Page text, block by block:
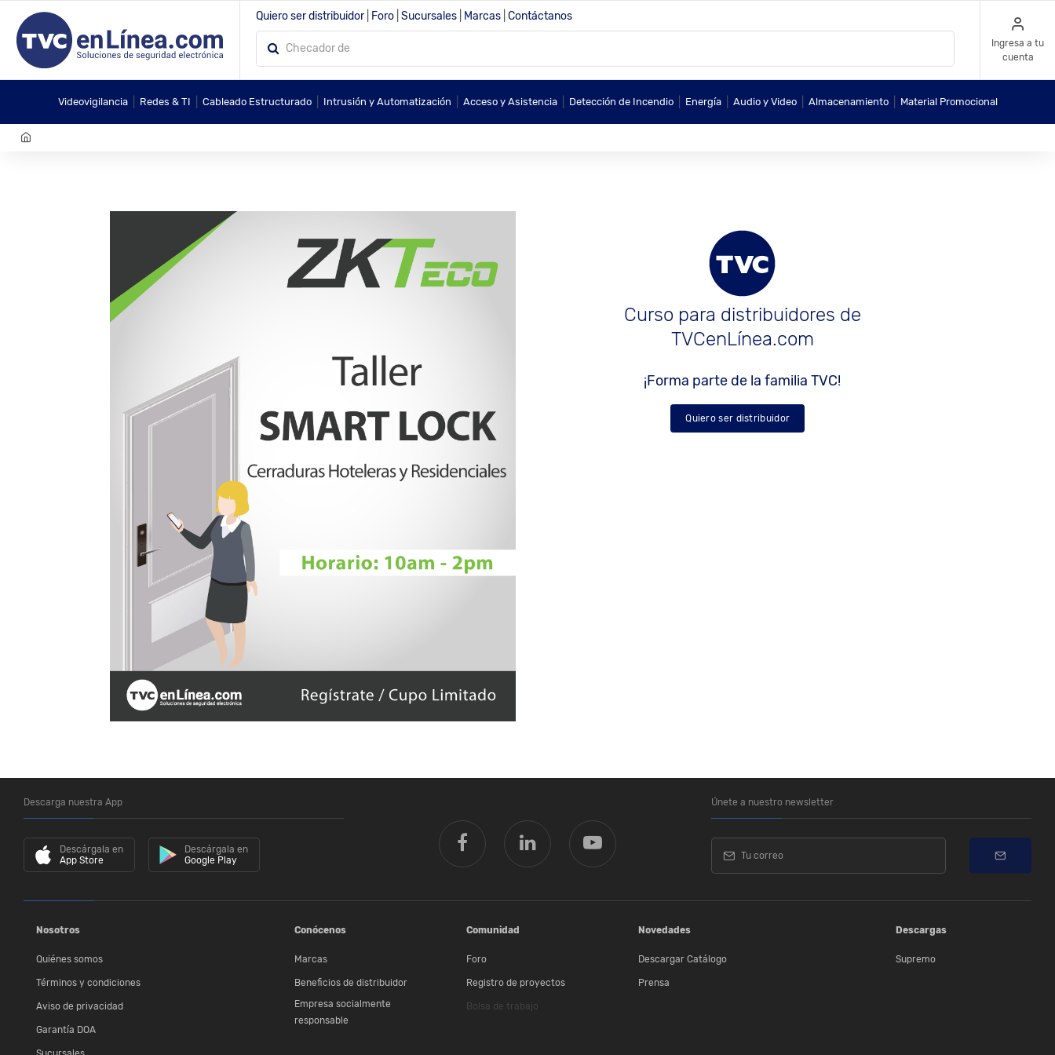
Quiero ser distribuidor Foro Sucursales Marcas Contáctanos
Ingresa a tu
cuenta
Videovigilancia Redes & TI Cableado Estructurado Intrusión y Automatización Acceso y Asistencia Detección de Incendio Energía Audio y Video Almacenamiento Material Promocional
Curso para distribuidores de
TVCenLínea.com
¡Forma parte de la familia TVC!
Quiero ser distribuidor
Descarga nuestra App
Descárgala en
App Store
Descárgala en
Google Play
Únete a nuestro newsletter
Nosotros
Quiénes somos
Términos y condiciones
Aviso de privacidad
Garantía DOA
Conócenos
Marcas
Beneficios de distribuidor
Empresa socialmente
responsable
Comunidad
Foro
Registro de proyectos
Bolsa de trabajo
Novedades
Descargar Catálogo
Prensa
Descargas
Supremo